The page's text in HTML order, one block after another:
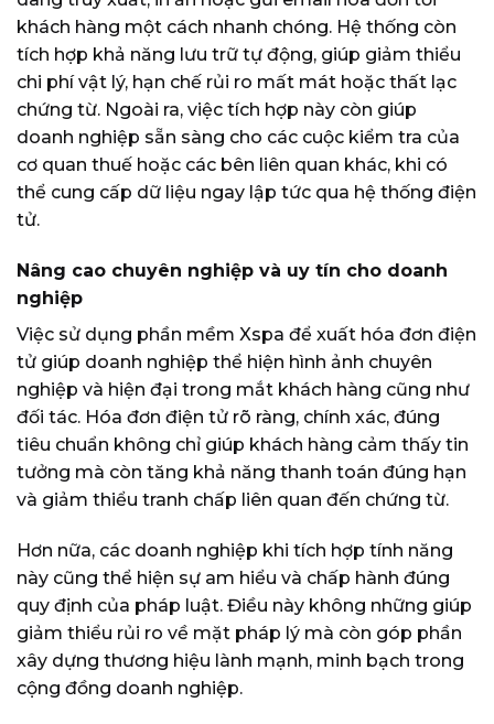
khách hàng một cách nhanh chóng. Hệ thống còn
tích hợp khả năng lưu trữ tự động, giúp giảm thiểu
chi phí vật lý, hạn chế rủi ro mất mát hoặc thất lạc
chứng từ. Ngoài ra, việc tích hợp này còn giúp
doanh nghiệp sẵn sàng cho các cuộc kiểm tra của
cơ quan thuế hoặc các bên liên quan khác, khi có
thể cung cấp dữ liệu ngay lập tức qua hệ thống điện
tử.
Nâng cao chuyên nghiệp và uy tín cho doanh
nghiệp
Việc sử dụng phần mềm Xspa để xuất hóa đơn điện
tử giúp doanh nghiệp thể hiện hình ảnh chuyên
nghiệp và hiện đại trong mắt khách hàng cũng như
đối tác. Hóa đơn điện tử rõ ràng, chính xác, đúng
tiêu chuẩn không chỉ giúp khách hàng cảm thấy tin
tưởng mà còn tăng khả năng thanh toán đúng hạn
và giảm thiểu tranh chấp liên quan đến chứng từ.
Hơn nữa, các doanh nghiệp khi tích hợp tính năng
này cũng thể hiện sự am hiểu và chấp hành đúng
quy định của pháp luật. Điều này không những giúp
giảm thiểu rủi ro về mặt pháp lý mà còn góp phần
xây dựng thương hiệu lành mạnh, minh bạch trong
cộng đồng doanh nghiệp.